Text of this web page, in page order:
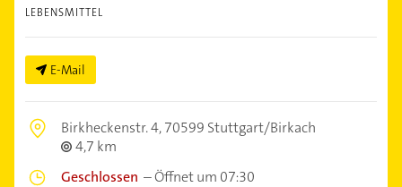
LEBENSMITTEL
E-Mail
Birkheckenstr. 4,70599 Stuttgart/Birkach
4,7 km
Geschlossen –Öffnet um 07:30